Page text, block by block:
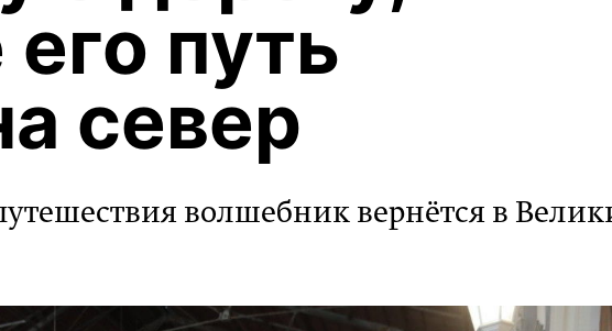
путь
север
волшебник вернётся в